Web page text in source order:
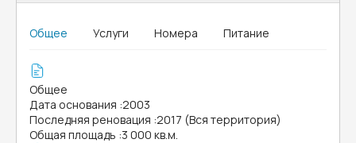
Общее Услуги Номера Питание
Общее
Дата основания :2003
Последняя реновация :2017 (Вся территория)
Общая площадь :3 000 кв.м.